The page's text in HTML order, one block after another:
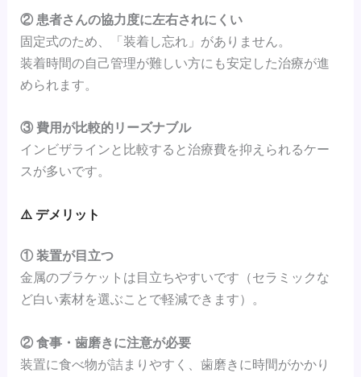
② 患者さんの協力度に左右されにくい
固定式のため、「装着し忘れ」がありません。
装着時間の自己管理が難しい方にも安定した治療が進
められます。
③ 費用が比較的リーズナブル
インビザラインと比較すると治療費を抑えられるケー
スが多いです。
⚠️ デメリット
① 装置が目立つ
金属のブラケットは目立ちやすいです（セラミックな
ど白い素材を選ぶことで軽減できます）。
② 食事・歯磨きに注意が必要
装置に食べ物が詰まりやすく、歯磨きに時間がかかり